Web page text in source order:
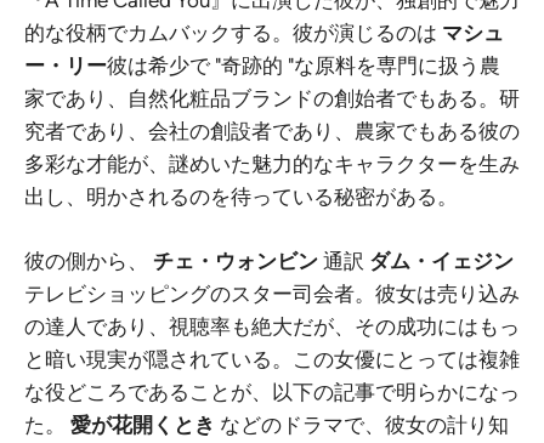
的な役柄でカムバックする。彼が演じるのは マシュ
ー・リー彼は希少で "奇跡的 "な原料を専門に扱う農
家であり、自然化粧品ブランドの創始者でもある。研
究者であり、会社の創設者であり、農家でもある彼の
多彩な才能が、謎めいた魅力的なキャラクターを生み
出し、明かされるのを待っている秘密がある。
彼の側から、 チェ・ウォンビン 通訳 ダム・イェジン
テレビショッピングのスター司会者。彼女は売り込み
の達人であり、視聴率も絶大だが、その成功にはもっ
と暗い現実が隠されている。この女優にとっては複雑
な役どころであることが、以下の記事で明らかになっ
た。 愛が花開くとき などのドラマで、彼女の計り知